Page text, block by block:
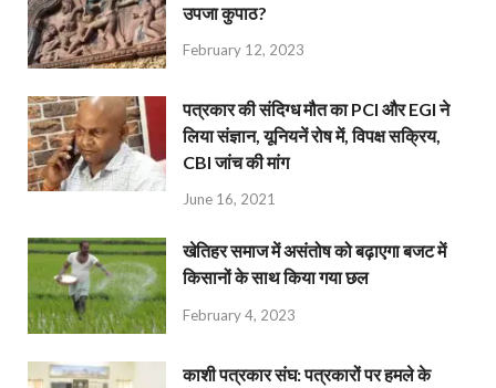
उपजा कुपाठ?
February 12, 2023
पत्रकार की संदिग्ध मौत का PCI और EGI ने
लिया संज्ञान, यूनियनें रोष में, विपक्ष सक्रिय,
CBI जांच की मांग
June 16, 2021
खेतिहर समाज में असंतोष को बढ़ाएगा बजट में
किसानों के साथ किया गया छल
February 4, 2023
काशी पत्रकार संघ: पत्रकारों पर हमले के